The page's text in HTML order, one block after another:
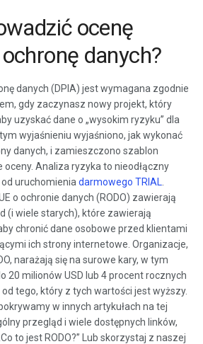
ocenę
danych?
danych (DPIA) jest wymagana zgodnie
gdy zaczynasz nowy projekt, który
uzyskać dane o „wysokim ryzyku” dla
wyjaśnieniu wyjaśniono, jak wykonać
danych, i zamieszczono szablon
oceny. Analiza ryzyka to nieodłączny
uruchomienia darmowego TRIAL
o ochronie danych (RODO) zawierają
(i wiele starych), które zawierają
chronić dane osobowe przed klientami
ich strony internetowe. Organizacje,
narażają się na surowe kary, w tym
20 milionów USD lub 4 procent rocznych
tego, który z tych wartości jest wyższy.
w innych artykułach na tej
przegląd i wiele dostępnych linków,
to jest RODO?” Lub skorzystaj z naszej